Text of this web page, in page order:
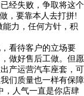
经失败，争取将这个
，要靠本人去打拼!
力，任何方针，积
看待客户的立场要
做好售后工做。但愿
产运营汽车座套，可
们质量也一样有保障
，人气一直是你店肆